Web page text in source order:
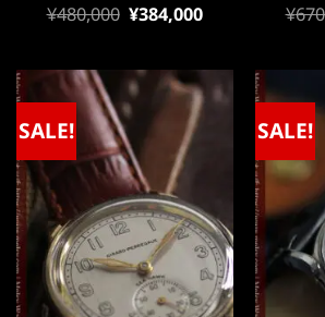
元
格
¥480,000
で
し
¥480,000 現
価
格
は
¥480,000
で
す。
¥384,000
元
格
で
し
¥
SALE! SALE!